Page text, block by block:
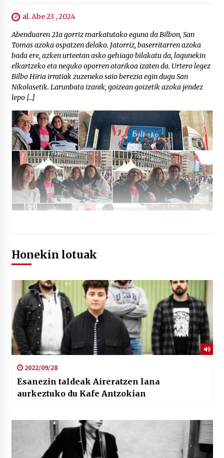
al. Abe 23 , 2024
Abenduaren 21a gorriz markatutako eguna da Bilbon, San
Tomas azoka ospatzen delako. Jatorriz, baserritarren azoka
bada ere, azken urteetan asko gehiago bilakatu da, lagunekin
elkartzeko eta neguko oporren atarikoa izaten da. Urtero legez
Bilbo Hiria irratiak zuzeneko saio berezia egin dugu San
Nikolasetik. Larunbata izanik, goizean goizetik azoka jendez
lepo […]
Honekin lotuak
2022/09/28
Esanezin taldeak Aireratzen lana
aurkeztuko du Kafe Antzokian